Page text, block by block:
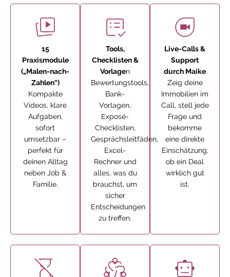
15
Praxismodule
(„Malen-nach-
Zahlen“)
Kompakte
Videos, klare
Aufgaben,
sofort
umsetzbar –
perfekt für
deinen Alltag
neben Job &
Familie.
Tools,
Checklisten &
Vorlagen
Bewertungstools,
Bank-
Vorlagen,
Exposé-
Checklisten,
Gesprächsleitfäden,
Excel-
Rechner und
alles, was du
brauchst, um
sicher
Entscheidungen
zu treffen.
Live-Calls &
Support
durch Maike
Zeig deine
Immobilien im
Call, stell jede
Frage und
bekomme
eine direkte
Einschätzung,
ob ein Deal
wirklich gut
ist.